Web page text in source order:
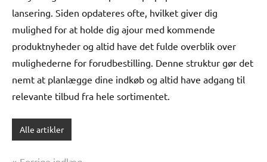
lansering. Siden opdateres ofte, hvilket giver dig
mulighed for at holde dig ajour med kommende
produktnyheder og altid have det fulde overblik over
mulighederne for forudbestilling. Denne struktur gør det
nemt at planlægge dine indkøb og altid have adgang til
relevante tilbud fra hele sortimentet.
Alle artikler